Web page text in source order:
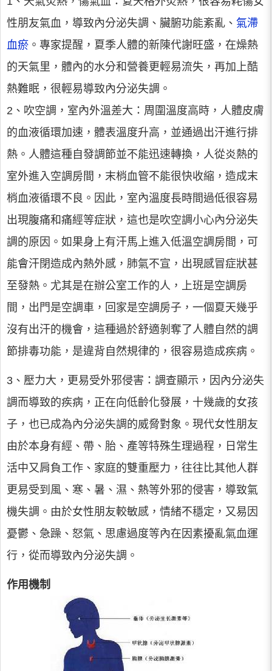
性朋友氣血，導致內分泌失調、臟腑功能紊亂、 氣滯
血瘀 。專家提醒，夏季人體的新陳代謝旺盛，在燥熱
的天氣里，體內的水分和營養更輕易流失，再加上酷
熱難眠，很輕易導致內分泌失調。
2、吹空調，室內外溫差大： 周圍溫度高時，人體皮膚
的血液循環加速，體表溫度升高，並通過出汗進行排
熱。人體這種自發調節並不能迅速轉換，人從炎熱的
室外進入空調房間，末梢血管不能很快收縮，造成末
梢血液循環不良。因此，室內溫度長時間過低很容易
出現腹痛和痛經等症狀，這也是吹空調小心內分泌失
調的原因。如果身上有汗馬上進入低溫空調房間，可
能會汗閉造成內熱外感，肺氣不宣，出現感冒症狀甚
至發熱。尤其是在辦公室工作的人，上班是空調房
間，出門是空調車，回家是空調房子，一個夏天幾乎
沒有出汗的機會，這種過於舒適剝奪了人體自然的調
節排毒功能，是違背自然規律的，很容易造成疾病。
3、壓力大，更易受外邪侵害： 調查顯示，因內分泌失
調而導致的疾病，正在向低齡化發展，十幾歲的女孩
子，也已成為內分泌失調的威脅對象。現代女性朋友
由於本身有經、帶、胎、產等特殊生理過程，日常生
活中又肩負工作、家庭的雙重壓力，往往比其他人群
更易受到風、寒、暑、濕、熱等外邪的侵害，導致氣
機失調。由於女性朋友較敏感，情緒不穩定，又易因
憂鬱、急躁、怒氣、思慮過度等內在因素擾亂氣血運
行，從而導致內分泌失調。
作用機制